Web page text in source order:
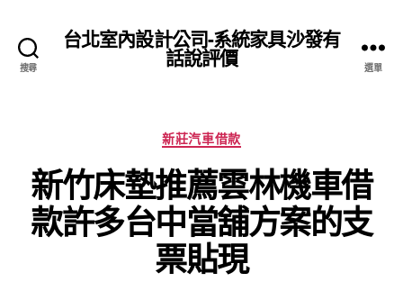
搜尋
台北室內設計公司-系統家具沙發有
話說評價 選單
分
類
新莊汽車借款
新竹床墊推薦雲林機車借
款許多台中當舖方案的支
票貼現